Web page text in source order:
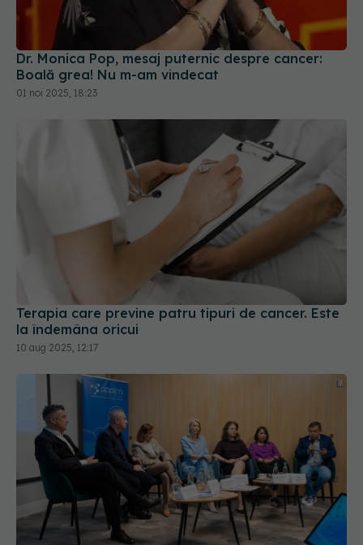
Dr. Monica Pop, mesaj puternic despre cancer:
Boală grea! Nu m-am vindecat
01 noi 2025, 18:23
Terapia care previne patru tipuri de cancer. Este
la îndemâna oricui
10 aug 2025, 12:17